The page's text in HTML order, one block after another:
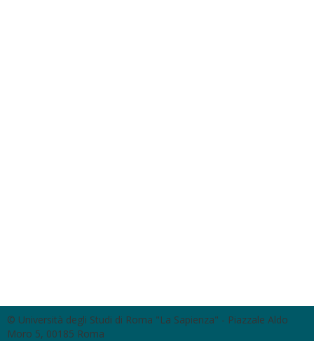
© Università degli Studi di Roma "La Sapienza" - Piazzale Aldo
Moro 5, 00185 Roma